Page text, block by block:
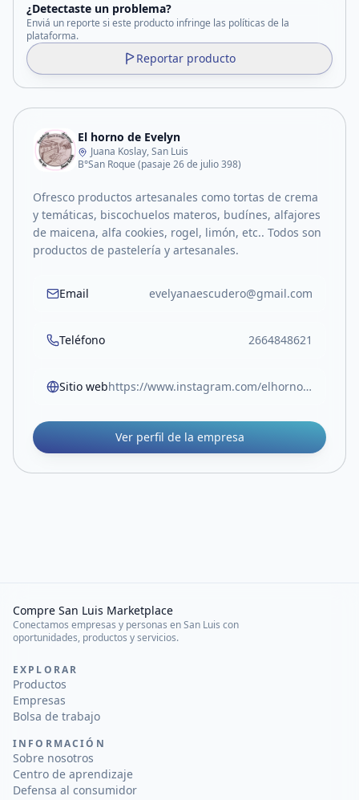
¿Detectaste un problema?
Enviá un reporte si este producto infringe las políticas de la
plataforma.
Reportar producto
El horno de Evelyn
Juana Koslay, San Luis
B°San Roque (pasaje 26 de julio 398)
Ofresco productos artesanales como tortas de crema
y temáticas, biscochuelos materos, budínes, alfajores
de maicena, alfa cookies, rogel, limón, etc.. Todos son
productos de pastelería y artesanales.
Email evelyanaescudero@gmail.com
Teléfono 2664848621
Sitio web https://www.instagram.com/elhornodeevelyn?igsh=bW4xZ2tpZGpxbWNk
Ver perfil de la empresa
Compre San Luis Marketplace
Conectamos empresas y personas en San Luis con
oportunidades, productos y servicios.
EXPLORAR
Productos
Empresas
Bolsa de trabajo
INFORMACIÓN
Sobre nosotros
Centro de aprendizaje
Defensa al consumidor